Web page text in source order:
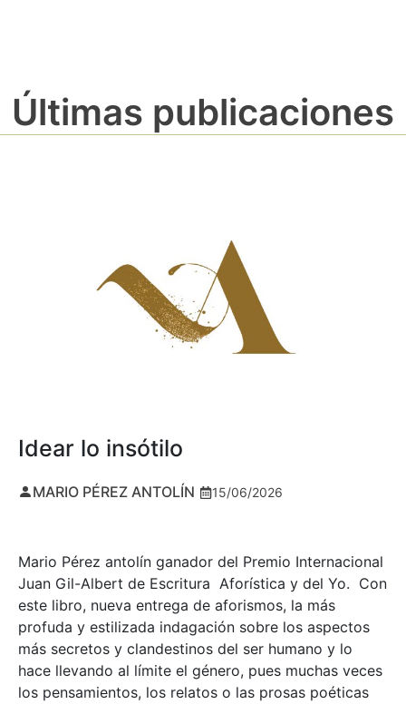
Últimas publicaciones
Idear lo insótilo
MARIO PÉREZ ANTOLÍN 15/06/2026
Mario Pérez antolín ganador del Premio Internacional
Juan Gil-Albert de Escritura Aforística y del Yo. Con
este libro, nueva entrega de aforismos, la más
profuda y estilizada indagación sobre los aspectos
más secretos y clandestinos del ser humano y lo
hace llevando al límite el género, pues muchas veces
los pensamientos, los relatos o las prosas poéticas